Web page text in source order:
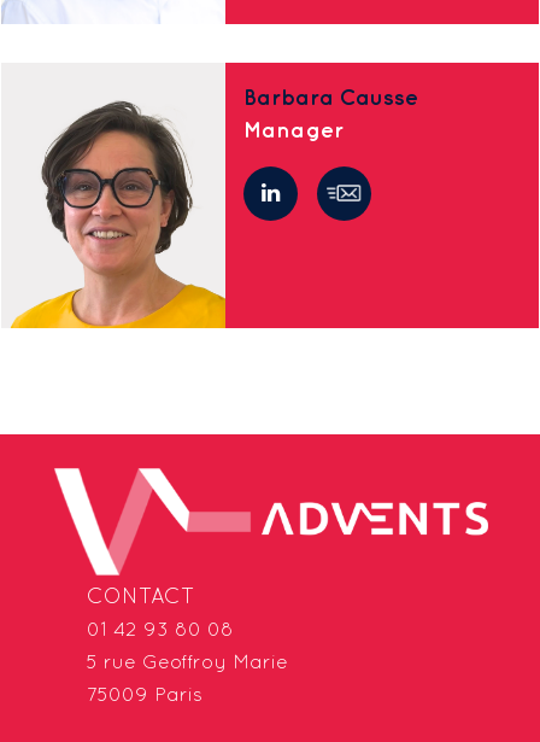
Barbara Causse
Manager
CONTACT
01 42 93 80 08
5 rue Geoffroy Marie
75009 Paris